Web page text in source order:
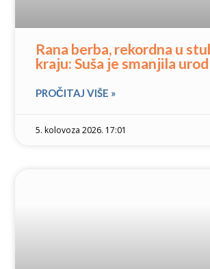
Rana berba, rekordna u
kraju: Suša je smanjila
PROČITAJ VIŠE »
5. kolovoza 2026. 17:01